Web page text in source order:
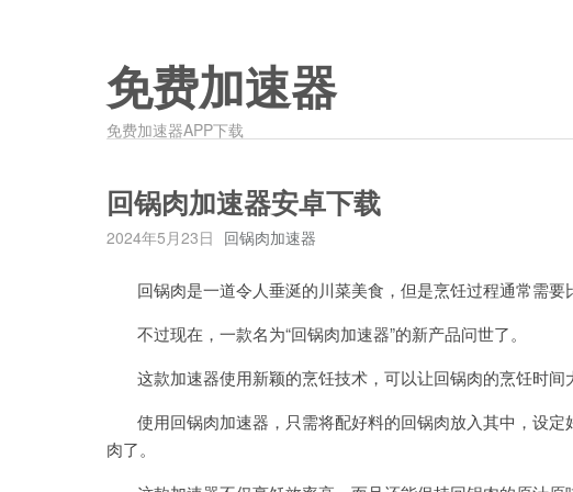
免费加速器
免费加速器APP下载
回锅肉加速器安卓下载
2024年5月23日 回锅肉加速器
回锅肉是一道令人垂涎的川菜美食，但是烹饪过程通常需要
不过现在，一款名为“回锅肉加速器”的新产品问世了。
这款加速器使用新颖的烹饪技术，可以让回锅肉的烹饪时间
使用回锅肉加速器，只需将配好料的回锅肉放入其中，设定
肉了。